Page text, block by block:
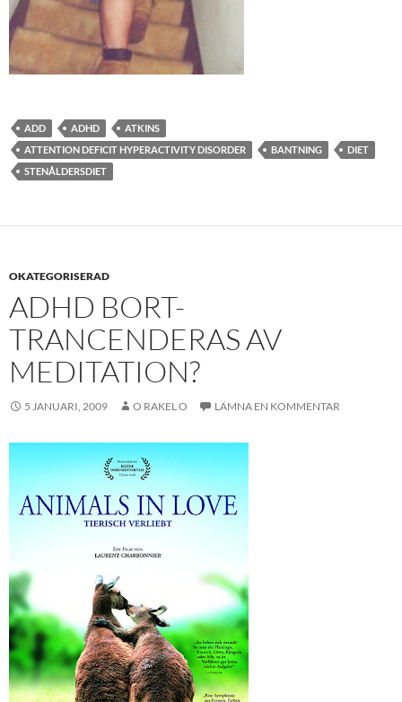
ADD ADHD
ATKINS
ATTENTION DEFICIT HYPERACTIVITY DISORDER
BANTNING
DIET
STENÅLDERSDIET
OKATEGORISERAD
ADHD BORT-
TRANCENDERAS AV
MEDITATION?
5 JANUARI, 2009 O RAKEL O LÄMNA EN KOMMENTAR